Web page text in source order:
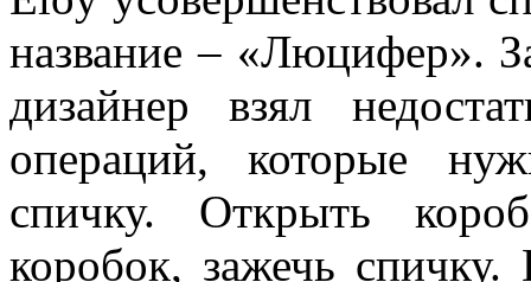
название – «Люцифер».
дизайнер взял
операций, которые
спичку. Открыть
коробок, зажечь